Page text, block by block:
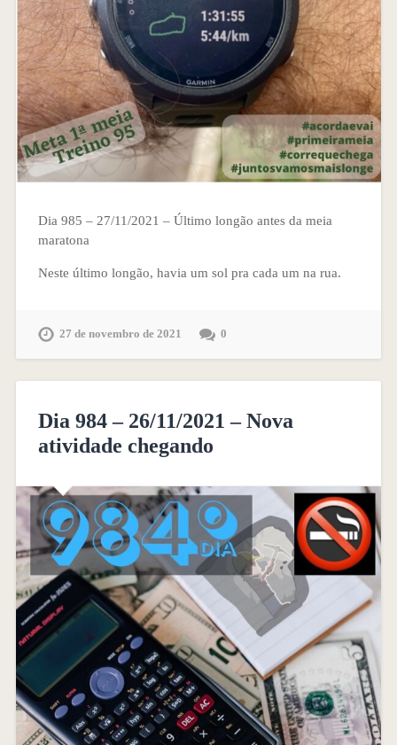
Dia 985 – 27/11/2021 – Último longão antes da meia
maratona
Neste último longão, havia um sol pra cada um na rua.
27 de novembro de 2021 0
Dia 984 – 26/11/2021 – Nova
atividade chegando